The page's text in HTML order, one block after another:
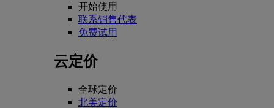
开始使用
联系销售代表
免费试用
云定价
全球定价
北美定价